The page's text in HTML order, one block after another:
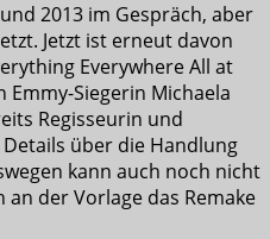
2013 im Gespräch, aber
Jetzt ist erneut davon
Everywhere All at
Emmy-Siegerin Michaela
Regisseurin und
über die Handlung
kann auch noch nicht
der Vorlage das Remake